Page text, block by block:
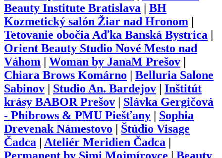
Beauty Institute Bratislava
BH
Kozmetický salón Žiar nad Hronom
Tetovanie obočia Aďka Banská Bystrica
Orient Beauty Studio Nové Mesto nad
Váhom
Woman by JanaM Prešov
Chiara Brows Komárno
Belluria Salone
Sabinov
Studio An. Bardejov
Inštitút
krásy BABOR Prešov
Slávka Gergičová
- Phibrows & PMU Piešťany
Sophia
Drevenak Námestovo
Štúdio Visage
Čadca
Ateliér Meridien Čadca